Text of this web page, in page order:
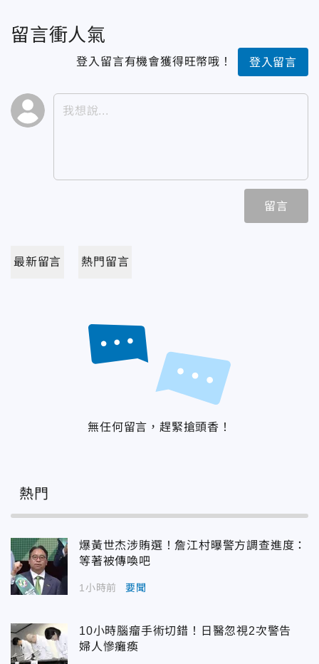
留言衝人氣
登入留言有機會獲得旺幣哦！ 登入留言
留言
最新留言 熱門留言
無任何留言，趕緊搶頭香！
熱門
爆黃世杰涉賄選！詹江村曝警方調查進度：
等著被傳喚吧
1小時前 要聞
10小時腦瘤手術切錯！日醫忽視2次警告
婦人慘癱瘓